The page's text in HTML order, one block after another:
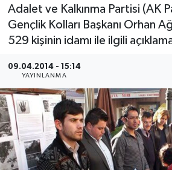
Adalet ve Kalkınma Partisi (AK
Gençlik Kolları Başkanı Orhan
529 kişinin idamı ile ilgili
09.04.2014 - 15:14
YAYINLANMA
Medya
Sivil Toplum
Siyaset